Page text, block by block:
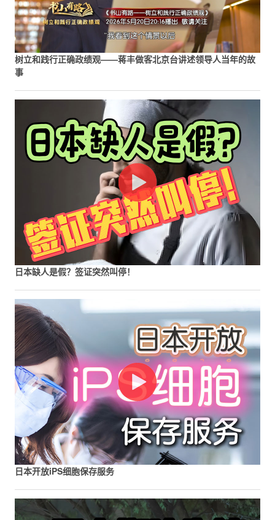
树立和践行正确政绩观——蒋丰做客北京台讲述领导人当年的故
事
日本缺人是假？签证突然叫停！
日本开放iPS细胞保存服务